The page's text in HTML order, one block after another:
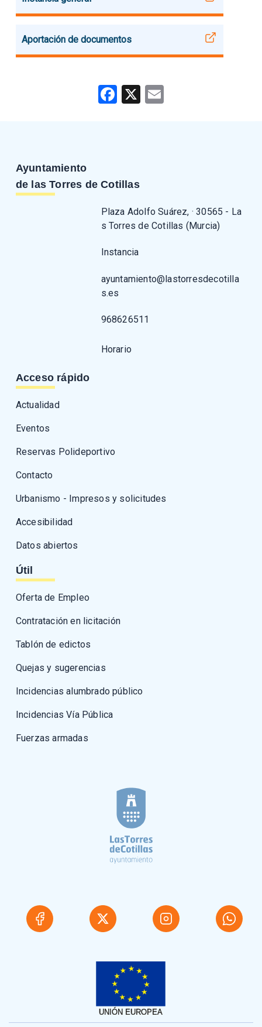
Aportación de documentos
Facebook
X
Ayuntamiento
de las Torres de Cotillas
Plaza Adolfo Suárez, · 30565 - La
s Torres de Cotillas (Murcia)
Instancia
ayuntamiento@lastorresdecotilla
s.es
968626511
Horario
Acceso rápido
Actualidad
Eventos
Reservas Polideportivo
Contacto
Urbanismo - Impresos y solicitudes
Accesibilidad
Datos abiertos
Útil
Oferta de Empleo
Contratación en licitación
Tablón de edictos
Quejas y sugerencias
Incidencias alumbrado público
Incidencias Vía Pública
Fuerzas armadas